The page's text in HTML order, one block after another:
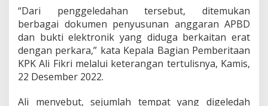
r
a
i
t
a
n
K
“Dari penggeledahan tersebut, ditemukan
berbagai dokumen penyusunan anggaran APBD
dan bukti elektronik yang diduga berkaitan erat
dengan perkara,” kata Kepala Bagian Pemberitaan
KPK Ali Fikri melalui keterangan tertulisnya, Kamis,
22 Desember 2022.
Ali menyebut, sejumlah tempat yang digeledah